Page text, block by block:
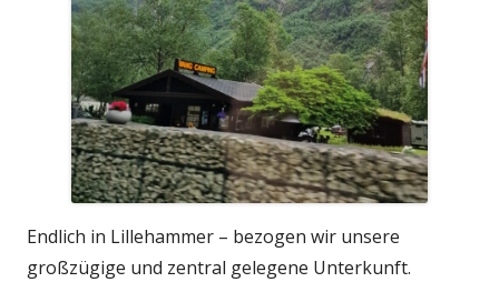
Endlich in Lillehammer – bezogen wir unsere
großzügige und zentral gelegene Unterkunft.